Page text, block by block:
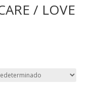
/ LOVE